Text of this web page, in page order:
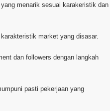
menarik sesuai karakeristik dan
market yang disasar.
dan followers dengan langkah
pasti pekerjaan yang